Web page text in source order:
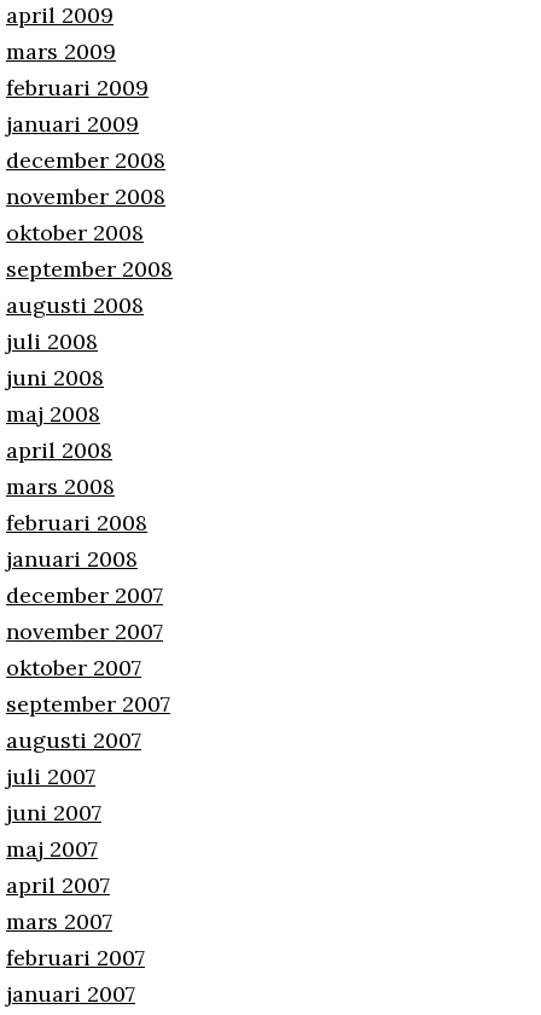
april 2009
mars 2009
februari 2009
januari 2009
december 2008
november 2008
oktober 2008
september 2008
augusti 2008
juli 2008
juni 2008
maj 2008
april 2008
mars 2008
februari 2008
januari 2008
december 2007
november 2007
oktober 2007
september 2007
augusti 2007
juli 2007
juni 2007
maj 2007
april 2007
mars 2007
februari 2007
januari 2007